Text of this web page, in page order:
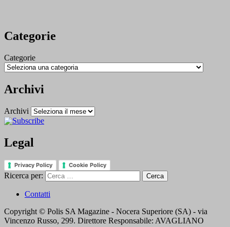
Categorie
Categorie
Archivi
Archivi
Legal
Privacy Policy Cookie Policy
Ricerca per:
Contatti
Copyright © Polis SA Magazine - Nocera Superiore (SA) - via
Vincenzo Russo, 299. Direttore Responsabile: AVAGLIANO